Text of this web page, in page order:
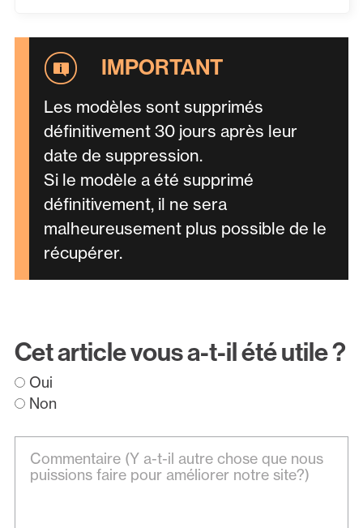
Les modèles sont supprimés
définitivement 30 jours après leur
date de suppression.
Si le modèle a été supprimé
définitivement, il ne sera
malheureusement plus possible de le
récupérer.
Cet article vous a-t-il été utile ?
Oui
Non